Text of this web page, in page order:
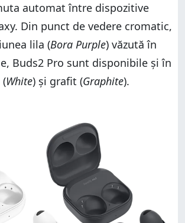
automat între dispozitive
Din punct de vedere cromatic,
lila (Bora Purple) văzută în
Buds2 Pro sunt disponibile și în
White) și grafit (Graphite).